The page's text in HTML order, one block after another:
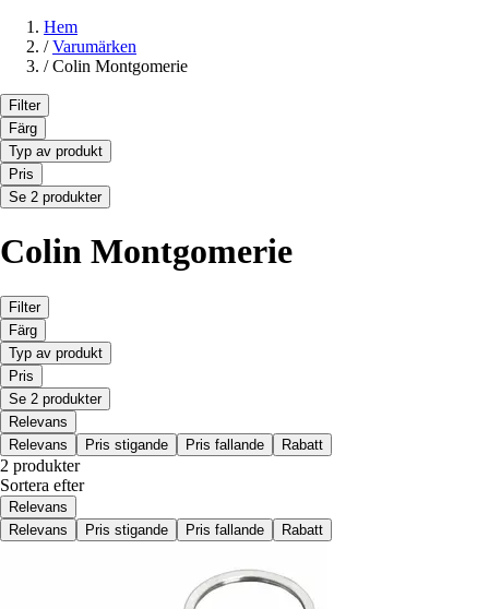
Hem
/ Varumärken
/ Colin Montgomerie
Filter
Färg
Typ av produkt
Pris
Se 2 produkter
Colin Montgomerie
Filter
Färg
Typ av produkt
Pris
Se 2 produkter
Relevans
Relevans
Pris stigande Pris fallande Rabatt
2 produkter
Sortera efter
Relevans
Relevans
Pris stigande Pris fallande Rabatt